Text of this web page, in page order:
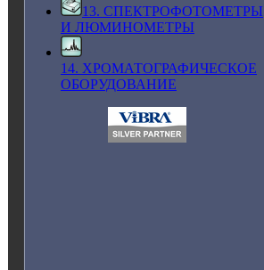
13. СПЕКТРОФОТОМЕТРЫ
И ЛЮМИНОМЕТРЫ
14. ХРОМАТОГРАФИЧЕСКОЕ
ОБОРУДОВАНИЕ